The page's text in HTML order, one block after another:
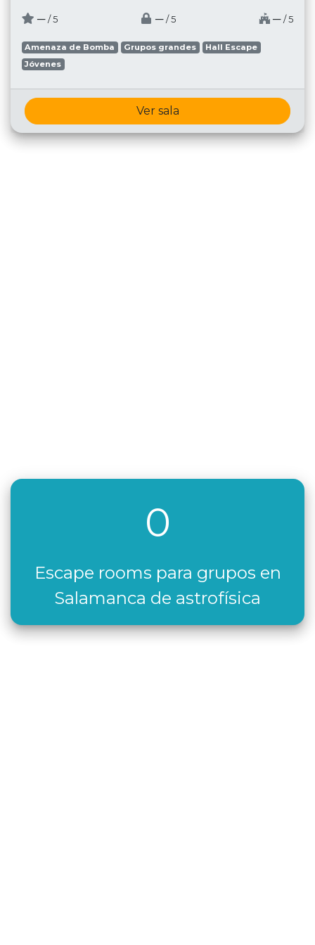
─ / 5 ─ / 5 ─ / 5
Amenaza de Bomba Grupos grandes
Hall Escape
Jóvenes
Ver sala
0
Escape rooms para grupos en
Salamanca de astrofísica